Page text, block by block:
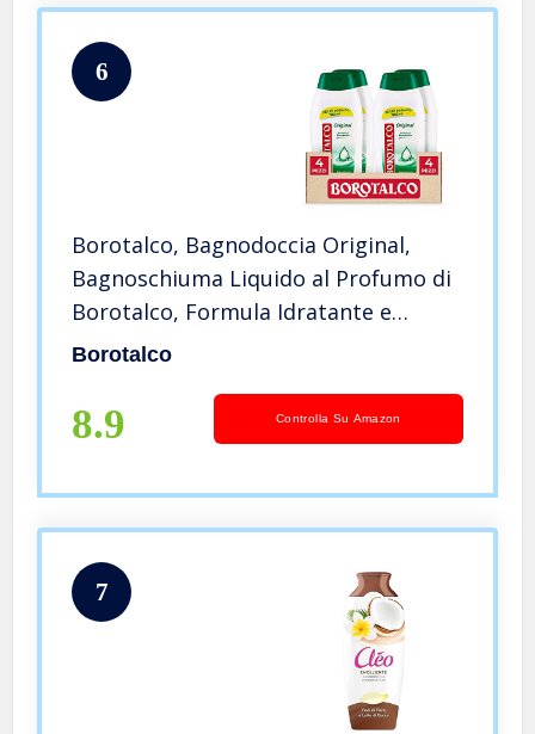
6
Borotalco, Bagnodoccia Original,
Bagnoschiuma Liquido al Profumo di
Borotalco, Formula Idratante e
Nutriente, Profumo Fresco e
da 700 ml
Borotalco
8.9 Controlla Su Amazon
7